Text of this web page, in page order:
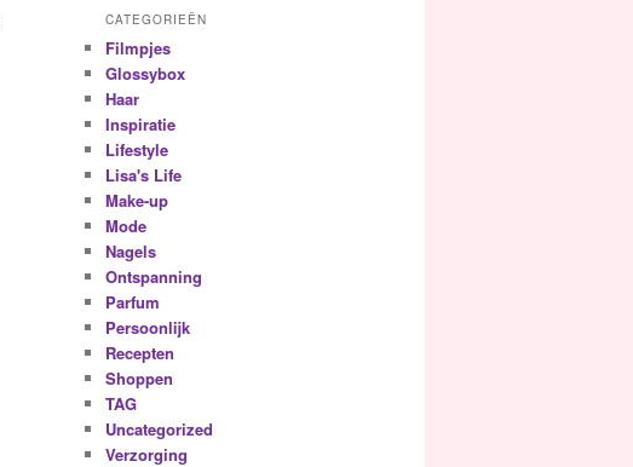
CATEGORIEËN
Filmpjes
Glossybox
Haar
Inspiratie
Lifestyle
Lisa's Life
Make-up
Mode
Nagels
Ontspanning
Parfum
Persoonlijk
Recepten
Shoppen
TAG
Uncategorized
Verzorging